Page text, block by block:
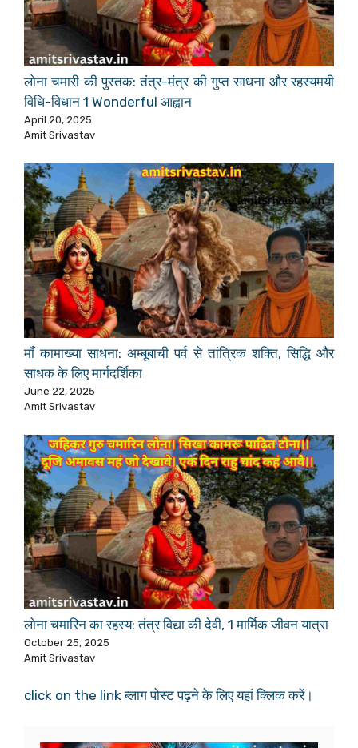
लोना चमारी की पुस्तक: तंत्र-मंत्र की गुप्त साधना और रहस्यमयी
विधि-विधान 1 Wonderful आह्वान
April 20, 2025
Amit Srivastav
माँ कामाख्या साधना: अम्बूबाची पर्व से तांत्रिक शक्ति, सिद्धि और
साधक के लिए मार्गदर्शिका
June 22, 2025
Amit Srivastav
लोना चमारिन का रहस्य: तंत्र विद्या की देवी, 1 मार्मिक जीवन यात्रा
October 25, 2025
Amit Srivastav
click on the link ब्लाग पोस्ट पढ़ने के लिए यहां क्लिक करें।